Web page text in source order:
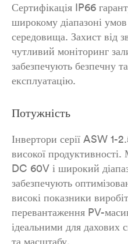
Сертифікація IP66
широкому діапазоні
середовища. Захист від
чутливий моніторинг
забезпечують безпечну
експлуатацію.
Потужність
Інвертори серії ASW 1-
високої
DC 60V і широкий
забезпечують
високі показники
перевантаження PV-
ідеальними для дахових